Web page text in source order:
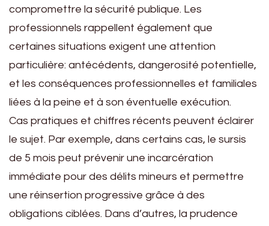
compromettre la sécurité publique. Les
professionnels rappellent également que
certaines situations exigent une attention
particulière: antécédents, dangerosité potentielle,
et les conséquences professionnelles et familiales
liées à la peine et à son éventuelle exécution.
Cas pratiques et chiffres récents peuvent éclairer
le sujet. Par exemple, dans certains cas, le sursis
de 5 mois peut prévenir une incarcération
immédiate pour des délits mineurs et permettre
une réinsertion progressive grâce à des
obligations ciblées. Dans d’autres, la prudence